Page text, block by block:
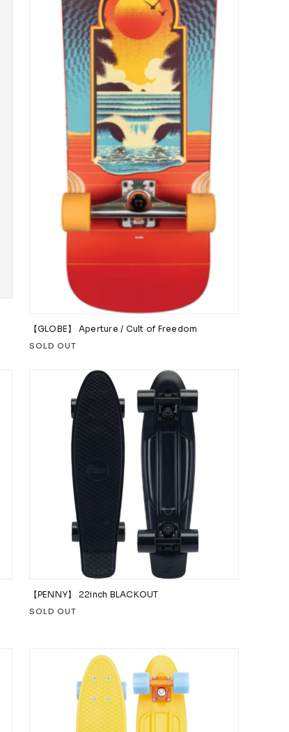
【GLOBE】 Aperture / Cult of Freedom
SOLD OUT
【PENNY】 22inch BLACKOUT
SOLD OUT